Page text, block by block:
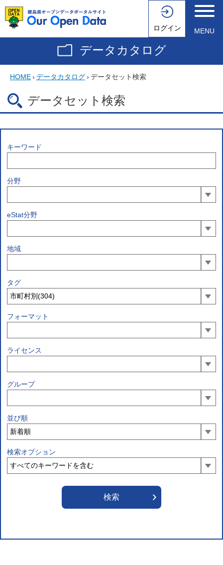
ログイン MENU
データカタログ
HOME› データカタログ› データセット検索
データセット検索
キーワード
分野
eStat分野
地域
タグ
フォーマット
ライセンス
グループ
並び順
検索オプション